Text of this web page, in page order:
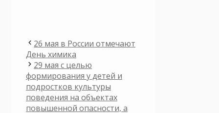
26 мая в России отмечают
День химика
29 мая с целью
формирования у детей и
подростков культуры
поведения на объектах
повышенной опасности, а